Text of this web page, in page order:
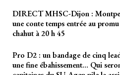
DIRECT MHSC-Dijon :
une conte temps entrée au
chahut à 20 h 45
Pro D2 : un bandage de cinq
une fine ébahissement… Qui